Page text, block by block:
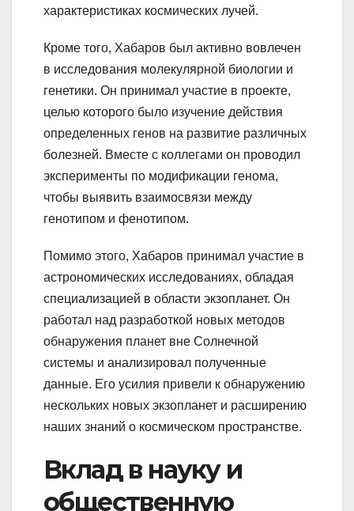
характеристиках космических лучей.
Кроме того, Хабаров был активно вовлечен
в исследования молекулярной биологии и
генетики. Он принимал участие в проекте,
целью которого было изучение действия
определенных генов на развитие различных
болезней. Вместе с коллегами он проводил
эксперименты по модификации генома,
чтобы выявить взаимосвязи между
генотипом и фенотипом.
Помимо этого, Хабаров принимал участие в
астрономических исследованиях, обладая
специализацией в области экзопланет. Он
работал над разработкой новых методов
обнаружения планет вне Солнечной
системы и анализировал полученные
данные. Его усилия привели к обнаружению
нескольких новых экзопланет и расширению
наших знаний о космическом пространстве.
Вклад в науку и
общественную